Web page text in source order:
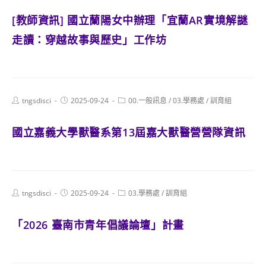
[教師資訊] 國立蘭陽女中辦理「宜蘭AR實境解謎
走讀：穿越故事與歷史」工作坊
Posttngsdisci
Post2025-09-24
Post00.一般訊息 /03.學務處 /訓育組
國立嘉義大學獸醫系第13屆嘉大獸醫營營隊資訊
Posttngsdisci
Post2025-09-24
Post03.學務處 /訓育組
「2026 臺南市青年倡議論壇」計畫